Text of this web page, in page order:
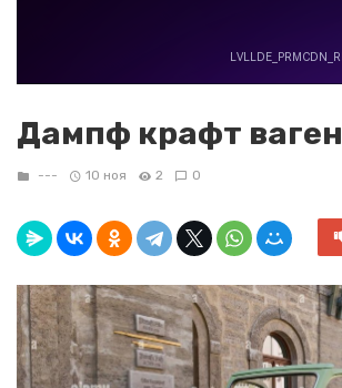
Дампф крафт ваген
--- 10 ноя 2 0